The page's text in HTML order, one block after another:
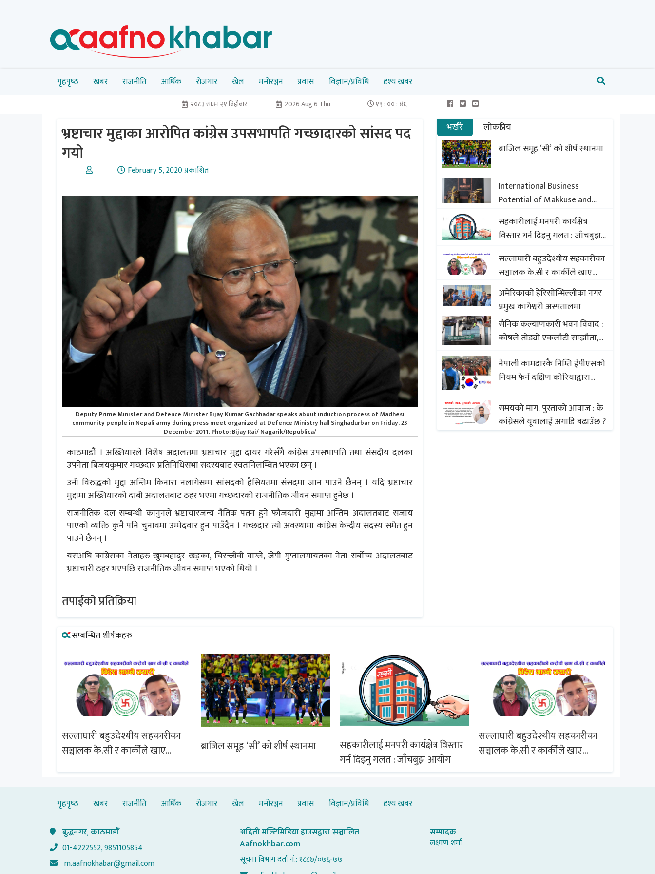
गृहपृष्‍ठ खबर राजनीति आर्थिक रोजगार खेल मनोरञ्जन प्रवास विज्ञान/प्रविधि दृश्य खबर
२०८३ साउन २१ बिहीबार 2026 Aug 6 Thu १९ : ०० : ४६
भ्रष्टाचार मुद्दाका आरोपित कांग्रेस उपसभापति गच्छादारको सांसद पद
गयो
February 5, 2020 प्रकाशित
Deputy Prime Minister and Defence Minister Bijay Kumar Gachhadar speaks about induction process of Madhesi
community people in Nepali army during press meet organized at Defence Ministry hall Singhadurbar on Friday, 23
December 2011. Photo: Bijay Rai/ Nagarik/Republica/
काठमाडौं । अख्तियारले विशेष अदालतमा भ्रष्टाचार मुद्दा दायर गरेसँगै कांग्रेस उपसभापति तथा संसदीय दलका
उपनेता बिजयकुमार गच्छदार प्रतिनिधिसभा सदस्यबाट स्वतःनिलम्बित भएका छन् ।
उनी विरुद्धको मुद्दा अन्तिम किनारा नलागेसम्म सांसदको हैसियतमा संसदमा जान पाउने छैनन् । यदि भ्रष्टाचार
मुद्दामा अख्तियारको दाबी अदालतबाट ठहर भएमा गच्छदारको राजनीतिक जीवन समाप्त हुनेछ ।
राजनीतिक दल सम्बन्धी कानुनले भ्रष्टाचारजन्य नैतिक पतन हुने फौजदारी मुद्दामा अन्तिम अदालतबाट सजाय
पाएको व्यक्ति कुनै पनि चुनावमा उम्मेदवार हुन पाउँदैन । गच्छदार त्यो अवस्थामा कांग्रेस केन्दीय सदस्य समेत हुन
पाउने छैनन् ।
यसअघि कांग्रेसका नेताहरु खुमबहादुर खड्का, चिरन्जीवी वाग्ले, जेपी गुप्तालगायतका नेता सर्बोच्च अदालतबाट
भ्रष्टाचारी ठहर भएपछि राजनीतिक जीवन समाप्त भएको थियो ।
तपाईको प्रतिक्रिया
भर्खरै
लोकप्रिय
ब्राजिल समूह ‘सी’ को शीर्ष स्थानमा
International Business
Potential of Makkuse and
Export Opportunities of
Nepali Sweets with Global
Comparison to Baklava
सहकारीलाई मनपरी कार्यक्षेत्र
विस्तार गर्न दिइनु गलत : जाँचबुझ
सल्लाघारी बहुउदेश्यीय सहकारीका
सञ्चालक के.सी र कार्कीले खाए
सदस्यको करोडौं बचत
अमेरिकाको हेरिसोन्भिल्लीका नगर
प्रमुख कागेश्वरी अस्पतालमा
सैनिक कल्याणकारी भवन विवाद :
कोषले तोड्यो एकलौटी सम्झौता,
बिखलबन्दमा (भिडियो)
नेपाली कामदारकै निम्ति ईपीएसको
नियम फेर्न दक्षिण कोरियाद्वारा
समयको माग, पुस्ताको आवाज : के
कांग्रेसले यूवालाई अगाडि बढाउँछ ?
सम्बन्धित शीर्षकहरु
सल्लाघारी बहुउदेश्यीय सहकारीका
सञ्चालक के.सी र कार्कीले खाए
ब्राजिल समूह ‘सी’ को शीर्ष स्थानमा
सहकारीलाई मनपरी कार्यक्षेत्र विस्तार
गर्न दिइनु गलत : जाँचबुझ आयोग
सल्लाघारी बहुउदेश्यीय सहकारीका
सञ्चालक के.सी र कार्कीले खाए
गृहपृष्‍ठ खबर राजनीति आर्थिक रोजगार खेल मनोरञ्जन प्रवास विज्ञान/प्रविधि दृश्य खबर
बुद्धनगर, काठमाडौँ
01-4222552, 9851105854
m.aafnokhabar@gmail.com
अदिती मल्टिमिडिया हाउसद्वारा सञ्चालित
Aafnokhbar.com
सूचना विभाग दर्ता नं.: १८८७/०७६-७७
सम्पादक
लक्ष्मण शर्मा